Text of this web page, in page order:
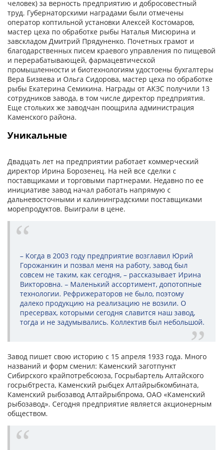
человек) за верность предприятию и добросовестный
труд. Губернаторскими наградами были отмечены
оператор коптильной установки Алексей Костомаров,
мастер цеха по обработке рыбы Наталья Мисюрина и
завскладом Дмитрий Прядуненко. Почетных грамот и
благодарственных писем краевого управления по пищевой
и перерабатывающей, фармацевтической
промышленности и биотехнологиям удостоены бухгалтеры
Вера Бизяева и Ольга Сидорова, мастер цеха по обработке
рыбы Екатерина Семикина. Награды от АКЗС получили 13
сотрудников завода, в том числе директор предприятия.
Еще стольких же заводчан поощрила администрация
Каменского района.
Уникальные
Двадцать лет на предприятии работает коммерческий
директор Ирина Борозенец. На ней все сделки с
поставщиками и торговыми партнерами. Недавно по ее
инициативе завод начал работать напрямую с
дальневосточными и калининградскими поставщиками
морепродуктов. Выиграли в цене.
– Когда в 2003 году предприятие возглавил Юрий
Горожанкин и позвал меня на работу, завод был
совсем не таким, как сегодня, – рассказывает Ирина
Викторовна. – Маленький ассортимент, допотопные
технологии. Рефрижераторов не было, поэтому
далеко продукцию на реализацию не возили. О
пресервах, которыми сегодня славится наш завод,
тогда и не задумывались. Коллектив был небольшой.
Завод пишет свою историю с 15 апреля 1933 года. Много
названий и форм сменил: Каменский заготпункт
Сибирского крайпотребсоюза, Госрыбартель Алтайского
госрыбтреста, Каменский рыбцех Алтайрыбкомбината,
Каменский рыбозавод Алтайрыбпрома, ОАО «Каменский
рыбозавод». Сегодня предприятие является акционерным
обществом.